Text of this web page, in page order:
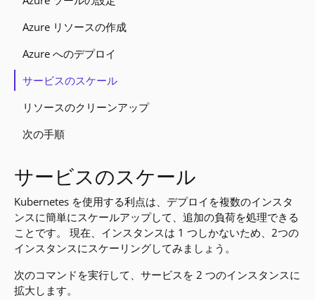
Azure リソースの作成
Azure へのデプロイ
サービスのスケール
リソースのクリーンアップ
次の手順
サービスのスケール
Kubernetes を使用する利点は、デプロイを複数のインスタ
ンスに簡単にスケールアップして、追加の負荷を処理できる
ことです。 現在、インスタンスは 1 つしかないため、2つの
インスタンスにスケーリングしてみましょう。
次のコマンドを実行して、サービスを 2 つのインスタンスに
拡大します。